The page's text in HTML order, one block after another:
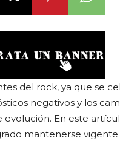
del rock, ya que se
negativos y los
En este
mantenerse